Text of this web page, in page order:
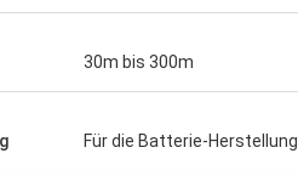
30m bis 300m
Für die Batterie-Herstellung.